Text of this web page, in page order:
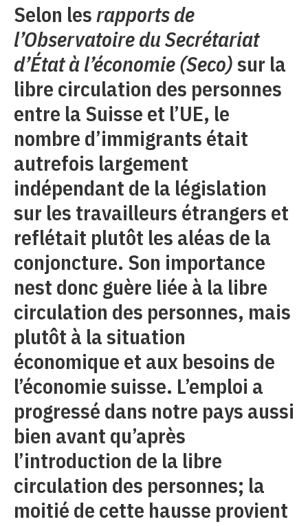
Selon lesrapports de
l’Observatoire du Secrétariat
d’État à l’économie (Seco)sur la
libre circulation des personnes
entre la Suisse et l’UE, le
nombre d’immigrants était
autrefois largement
indépendant de la législation
sur les travailleurs étrangers et
reflétait plutôt les aléas de la
conjoncture. Son importance
nest donc guère liée à la libre
circulation des personnes, mais
plutôt à la situation
économique et aux besoins de
l’économie suisse. L’emploi a
progressé dans notre pays aussi
bien avant qu’après
l’introduction de la libre
circulation des personnes; la
moitié de cette hausse provient